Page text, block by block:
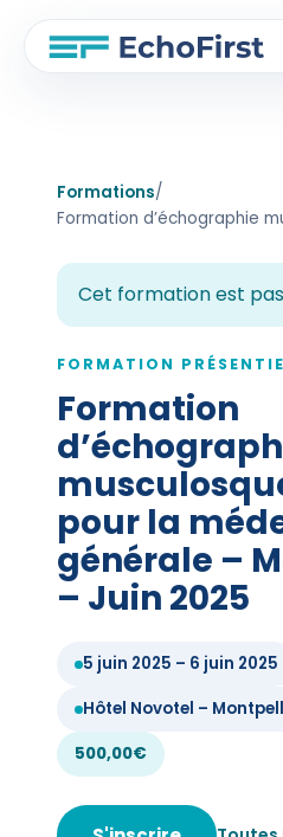
Formations/
Cet formation est
FORMATION
Formation
pour la
générale –
– Juin 2025
5 juin 2025 – 6 juin 2025
Hôtel Novotel –
500,00€